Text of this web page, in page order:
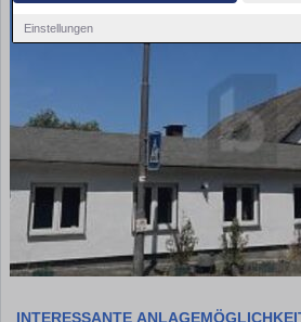
Einstellungen
INTERESSANTE